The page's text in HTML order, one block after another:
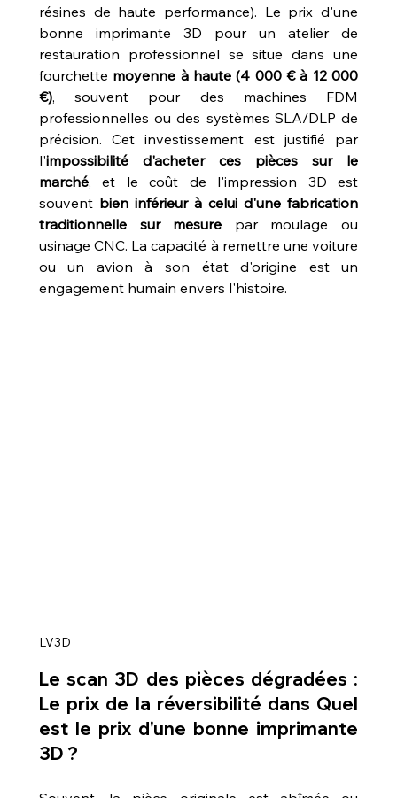
résines de haute performance). Le prix d'une
bonne imprimante 3D pour un atelier de
restauration professionnel se situe dans une
fourchette moyenne à haute (4 000 € à 12 000
€), souvent pour des machines FDM
professionnelles ou des systèmes SLA/DLP de
précision. Cet investissement est justifié par
l'impossibilité d'acheter ces pièces sur le
marché, et le coût de l'impression 3D est
souvent bien inférieur à celui d'une fabrication
traditionnelle sur mesure par moulage ou
usinage CNC. La capacité à remettre une voiture
ou un avion à son état d'origine est un
engagement humain envers l'histoire.
LV3D
Le scan 3D des pièces dégradées :
Le prix de la réversibilité dans Quel
est le prix d'une bonne imprimante
3D ?